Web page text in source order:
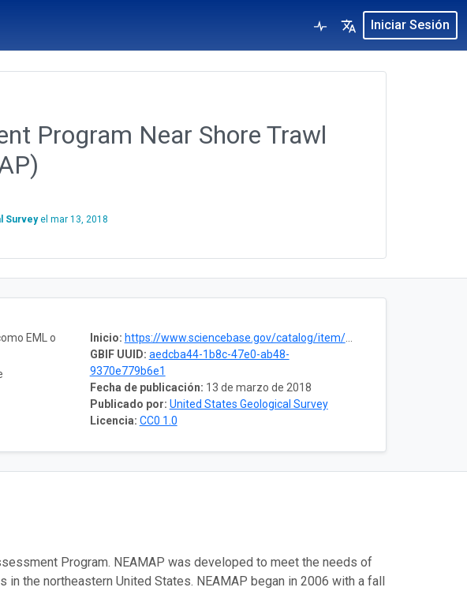
Iniciar Sesión
Program Near Shore Trawl
Surveyel mar 13, 2018
Inicio: https://www.sciencebase.gov/catalog/item/54500c62e4b0f97badbced42
GBIF UUID: aedcba44-1b8c-47e0-ab48-
9370e779b6e1
Fecha de publicación: 13 de marzo de 2018
Publicado por: United States Geological Survey
Licencia: CC0 1.0
EML o
Program. NEAMAP was developed to meet the needs of
the northeastern United States. NEAMAP began in 2006 with a fall